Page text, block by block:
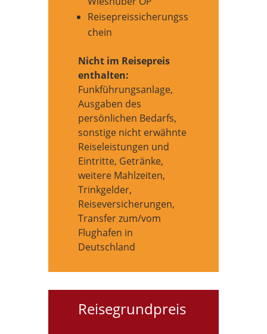
Reisepreissicherungss
chein
Nicht im Reisepreis
enthalten:
Funkführungsanlage,
Ausgaben des
persönlichen Bedarfs,
sonstige nicht erwähnte
Reiseleistungen und
Eintritte, Getränke,
weitere Mahlzeiten,
Trinkgelder,
Reiseversicherungen,
Transfer zum/vom
Flughafen in
Deutschland
Reisegrundpreis